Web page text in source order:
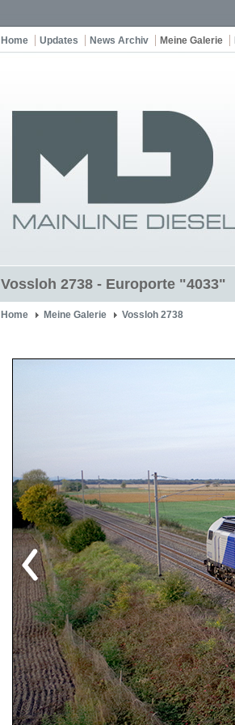
Home Updates News Archiv Meine Galerie
Vossloh 2738 - Europorte "4033"
Home Meine Galerie Vossloh 2738